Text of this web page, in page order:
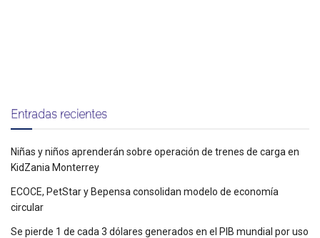
Entradas recientes
Niñas y niños aprenderán sobre operación de trenes de carga en
KidZania Monterrey
ECOCE, PetStar y Bepensa consolidan modelo de economía
circular
Se pierde 1 de cada 3 dólares generados en el PIB mundial por uso